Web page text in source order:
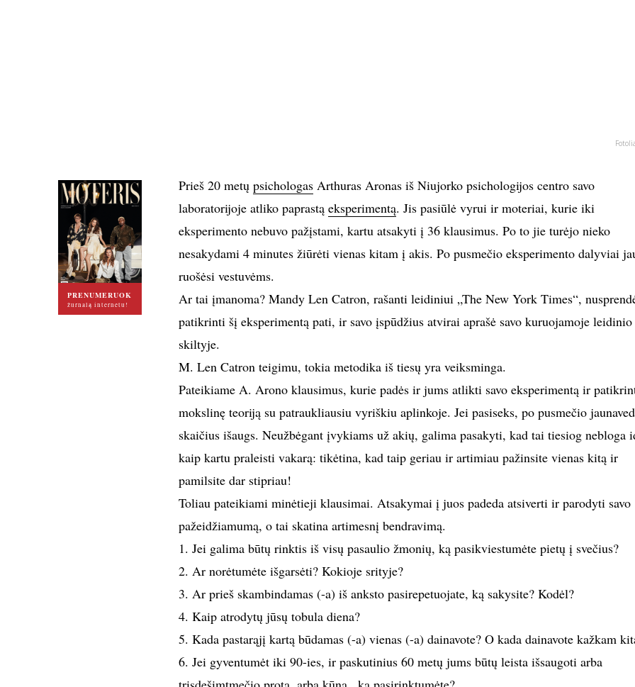
PRENUMERUOK
žurnalą internetu!
Prieš 20 metų psichologasArthuras Aronas iš Niujorko psichologijos centro savo
laboratorijoje atliko paprastą eksperimentą. Jis pasiūlė vyrui ir moteriai, kurie iki
eksperimento nebuvo pažįstami, kartu atsakyti į 36 klausimus. Po to jie turėjo nieko
nesakydami 4 minutes žiūrėti vienas kitam į akis. Po pusmečio eksperimento dalyviai
ruošėsi vestuvėms.
Ar tai įmanoma? Mandy Len Catron, rašanti leidiniui „The New York Times“,
patikrinti šį eksperimentą pati, ir savo įspūdžius atvirai aprašė savo kuruojamoje leidinio
skiltyje.
M. Len Catron teigimu, tokia metodika iš tiesų yra veiksminga.
Pateikiame A. Arono klausimus, kurie padės ir jums atlikti savo eksperimentą ir
mokslinę teoriją su patraukliausiu vyriškiu aplinkoje. Jei pasiseks, po pusmečio
skaičius išaugs. Neužbėgant įvykiams už akių, galima pasakyti, kad tai tiesiog nebloga
kaip kartu praleisti vakarą: tikėtina, kad taip geriau ir artimiau pažinsite vienas kitą ir
pamilsite dar stipriau!
Toliau pateikiami minėtieji klausimai. Atsakymai į juos padeda atsiverti ir parodyti savo
pažeidžiamumą, o tai skatina artimesnį bendravimą.
1. Jei galima būtų rinktis iš visų pasaulio žmonių, ką pasikviestumėte pietų į svečius?
2. Ar norėtumėte išgarsėti? Kokioje srityje?
3. Ar prieš skambindamas (-a) iš anksto pasirepetuojate, ką sakysite? Kodėl?
4. Kaip atrodytų jūsų tobula diena?
5. Kada pastarąjį kartą būdamas (-a) vienas (-a) dainavote? O kada dainavote kažkam
6. Jei gyventumėt iki 90-ies, ir paskutinius 60 metų jums būtų leista išsaugoti arba